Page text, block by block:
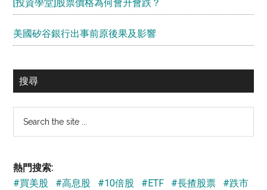
[投資學堂]股票價格為何會升會跌？
美國矽谷銀行出事前原後果及影響
搜尋
...
熱門搜索:
#買美股
#高息股 #10倍股 #ETF #長揸股票
#跌市